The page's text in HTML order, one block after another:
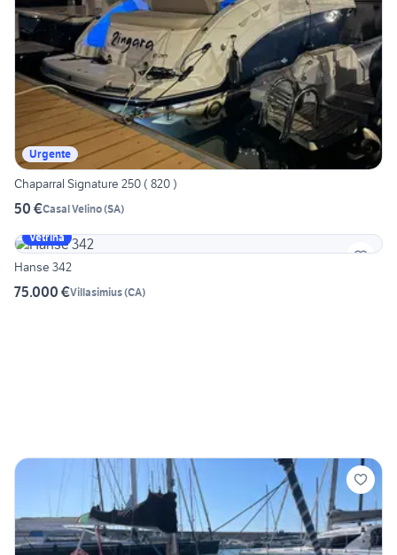
Urgente
Chaparral Signature 250 ( 820 )
50 €Casal Velino(SA)
Vetrina
Hanse 342
75.000 €Villasimius(CA)